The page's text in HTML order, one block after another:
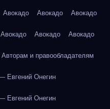
Авокадо Авокадо Авокадо
Авокадо Авокадо Авокадо
Авторам и правообладателям
Евгений Онегин
Евгений Онегин